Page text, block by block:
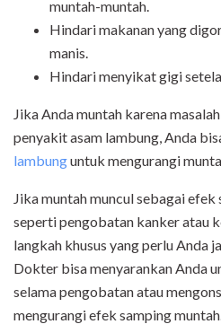
muntah-muntah.
Hindari makanan yang
manis.
Hindari menyikat gigi
Jika Anda muntah karena
penyakit asam lambung, Anda
lambunguntuk mengurangi
Jika muntah muncul sebagai
seperti pengobatan kanker atau
langkah khusus yang perlu Anda
Dokter bisa menyarankan Anda
selama pengobatan atau
mengurangi efek samping